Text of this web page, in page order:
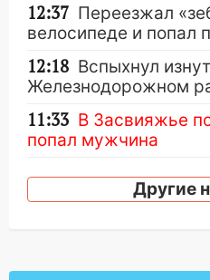
12:37 Переезжал
велосипеде и попал
12:18 Вспыхнул
Железнодорожном
11:33 В Засвияжье
попал мужчина
11:17 В
хозяйственныеДругие